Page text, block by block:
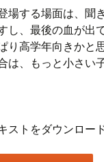
場する場面は、聞
し、最後の血が出
り高学年向きかと
は、もっと小さい
ストをダウンロー